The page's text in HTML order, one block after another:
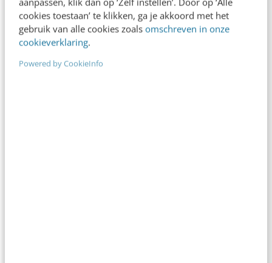
cookies toestaan’ te klikken, ga je akkoord met het
gebruik van alle cookies zoals omschreven in onze
cookieverklaring.
Powered by CookieInfo
Niels Vonk· 14 jaar geleden